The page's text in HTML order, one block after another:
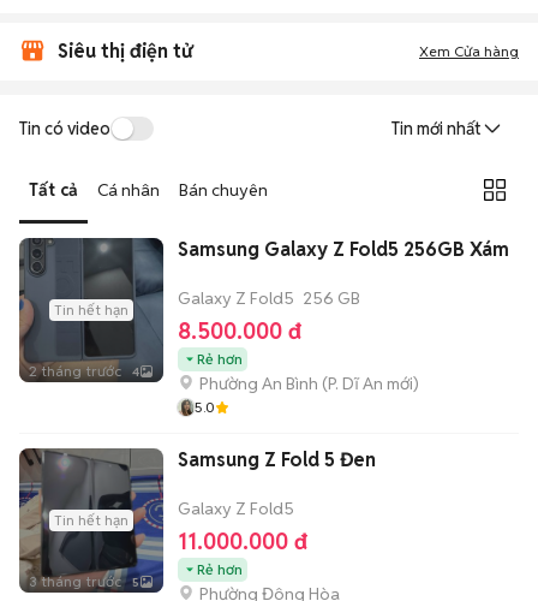
sắc.
tin đăng.
Mua bán linh hoạt: Hai bên có thể chủ động thỏa thuận giá cả và
địa điểm giao nhận, chốt giao dịch nhanh chóng khi đạt được
tiếng nói chung.
Siêu thị điện tử Xem Cửa hàng
Tin có video Tin mới nhất
Tất cả Cá nhân Bán chuyên
Tin hết hạn
2 tháng trước 4
Samsung Galaxy Z Fold5 256GB Xám
Galaxy Z Fold5 256 GB
8.500.000 đ
Rẻ hơn
Phường An Bình (P. Dĩ An mới)
5.0
Tin hết hạn
3 tháng trước 5
Samsung Z Fold 5 Đen
Galaxy Z Fold5
11.000.000 đ
Rẻ hơn
Phường Đông Hòa